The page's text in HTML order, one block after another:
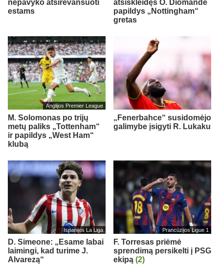
nepavyko atsirevanšuoti
estams
atsiskleidęs O. Diomande
papildys „Nottingham“
gretas
Anglijos Premier League
M. Solomonas po trijų
metų paliks „Tottenham“
ir papildys „West Ham“
klubą
„Fenerbahce“ susidomėjo
galimybe įsigyti R. Lukaku
Ispanijos La Liga
D. Simeone: „Esame labai
laimingi, kad turime J.
Alvarezą“
Prancūzijos Ligue 1
F. Torresas priėmė
sprendimą persikelti į PSG
ekipą (2)